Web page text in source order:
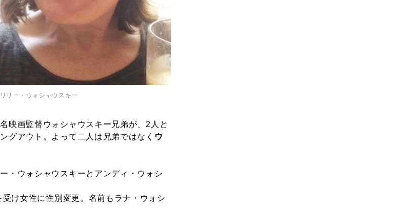
リー・ウォシャウスキー
映画監督ウォシャウスキー兄弟が、2人と
グアウト。よって二人は兄弟ではなく ウ
・ウォシャウスキーとアンディ・ウォシ
け女性に性別変更。名前もラナ・ウォシ